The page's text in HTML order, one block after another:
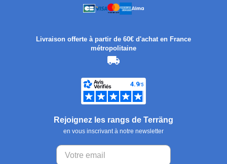
Livraison offerte à partir de 60€ d'achat en France
métropolitaine
Rejoignez les rangs de Terräng
en vous inscrivant à notre newsletter